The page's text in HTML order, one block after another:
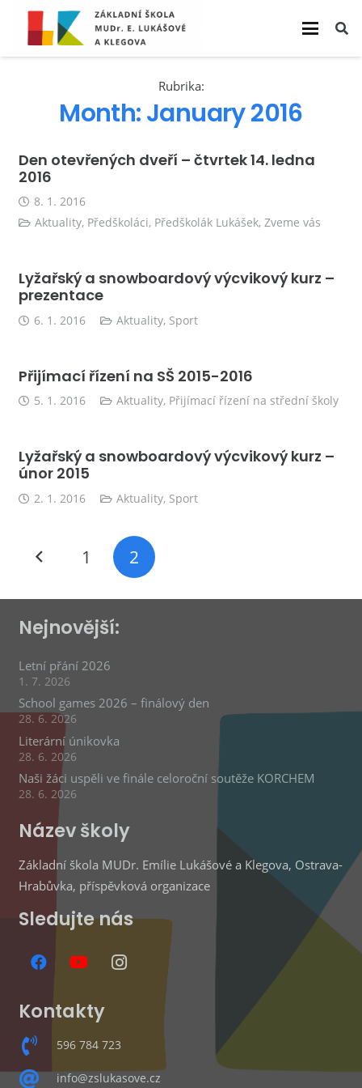
Rubrika:
Month:January 2016
Den otevřených dveří – čtvrtek 14. ledna
2016
8. 1. 2016
Aktuality, Předškoláci, Předškolák Lukášek, Zveme vás
Lyžařský a snowboardový výcvikový kurz –
prezentace
6. 1. 2016 Aktuality, Sport
Přijímací řízení na SŠ 2015-2016
5. 1. 2016 Aktuality, Přijímací řízení na střední školy
Lyžařský a snowboardový výcvikový kurz –
únor 2015
2. 1. 2016 Aktuality, Sport
1 2
Nejnovější:
Letní přání 2026
1. 7. 2026
School games 2026 – finálový den
28. 6. 2026
Literární únikovka
28. 6. 2026
Naši žáci uspěli ve finále celoroční soutěže KORCHEM
28. 6. 2026
Název školy
Základní škola MUDr. Emílie Lukášové a Klegova, Ostrava-
Hrabůvka, příspěvková organizace
Sledujte nás
Kontakty
596 784 723
info@zslukasove.cz